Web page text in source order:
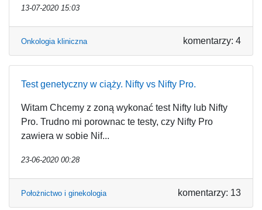
13-07-2020 15:03
Onkologia kliniczna komentarzy: 4
Test genetyczny w ciąży. Nifty vs Nifty Pro.
Witam Chcemy z zoną wykonać test Nifty lub Nifty
Pro. Trudno mi porownac te testy, czy Nifty Pro
zawiera w sobie Nif...
23-06-2020 00:28
Położnictwo i ginekologia komentarzy: 13